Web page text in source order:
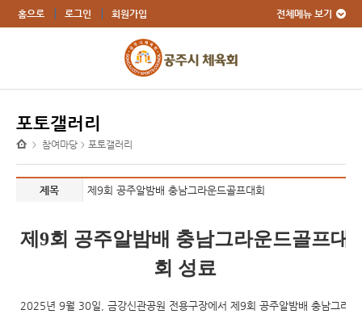
홈으로 로그인 회원가입 전체메뉴 보기
포토갤러리
> 참여마당 > 포토갤러리
제목 제9회 공주알밤배 충남그라운드골프대회
제9회 공주알밤배 충남그라운드골프대
회 성료
2025년 9월 30일, 금강신관공원 전용구장에서 제9회 공주알밤배 충남그라